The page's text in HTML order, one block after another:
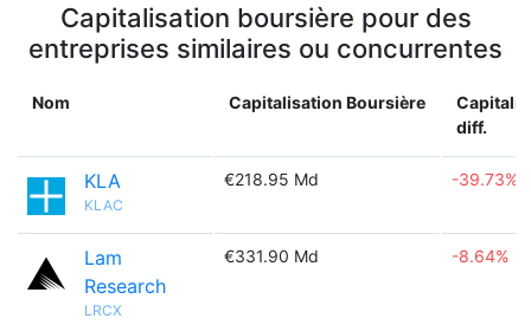
Capitalisation boursière pour des
entreprises similaires ou concurrentes
Nom Capitalisation Boursière
diff.
KLA
KLAC
€218.95 Md -39.73%
Lam
Research
LRCX
€331.90 Md -8.64%